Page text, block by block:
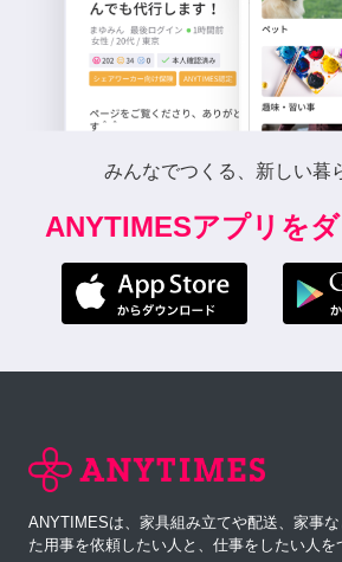
みんなでつくる、新しい暮
ANYTIMESアプリを
ANYTIMESは、家具組み立てや配送、家事
た用事を依頼したい人と、仕事をしたい人を